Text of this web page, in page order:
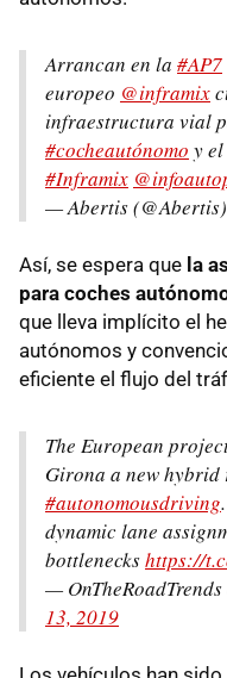
Arrancan en la #AP7
europeo @inframix
infraestructura vial
#cocheautónomo y
#Inframix
— Abertis (@Abertis)
Así, se espera que la
para coches
que lleva implícito el
autónomos y
eficiente el flujo del
The European
Girona a new
#autonomousdriving
dynamic lane
bottleneckshttps://
—
13, 2019